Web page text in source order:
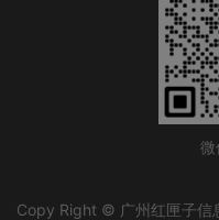
微
Copy Right © 广州红匣子信